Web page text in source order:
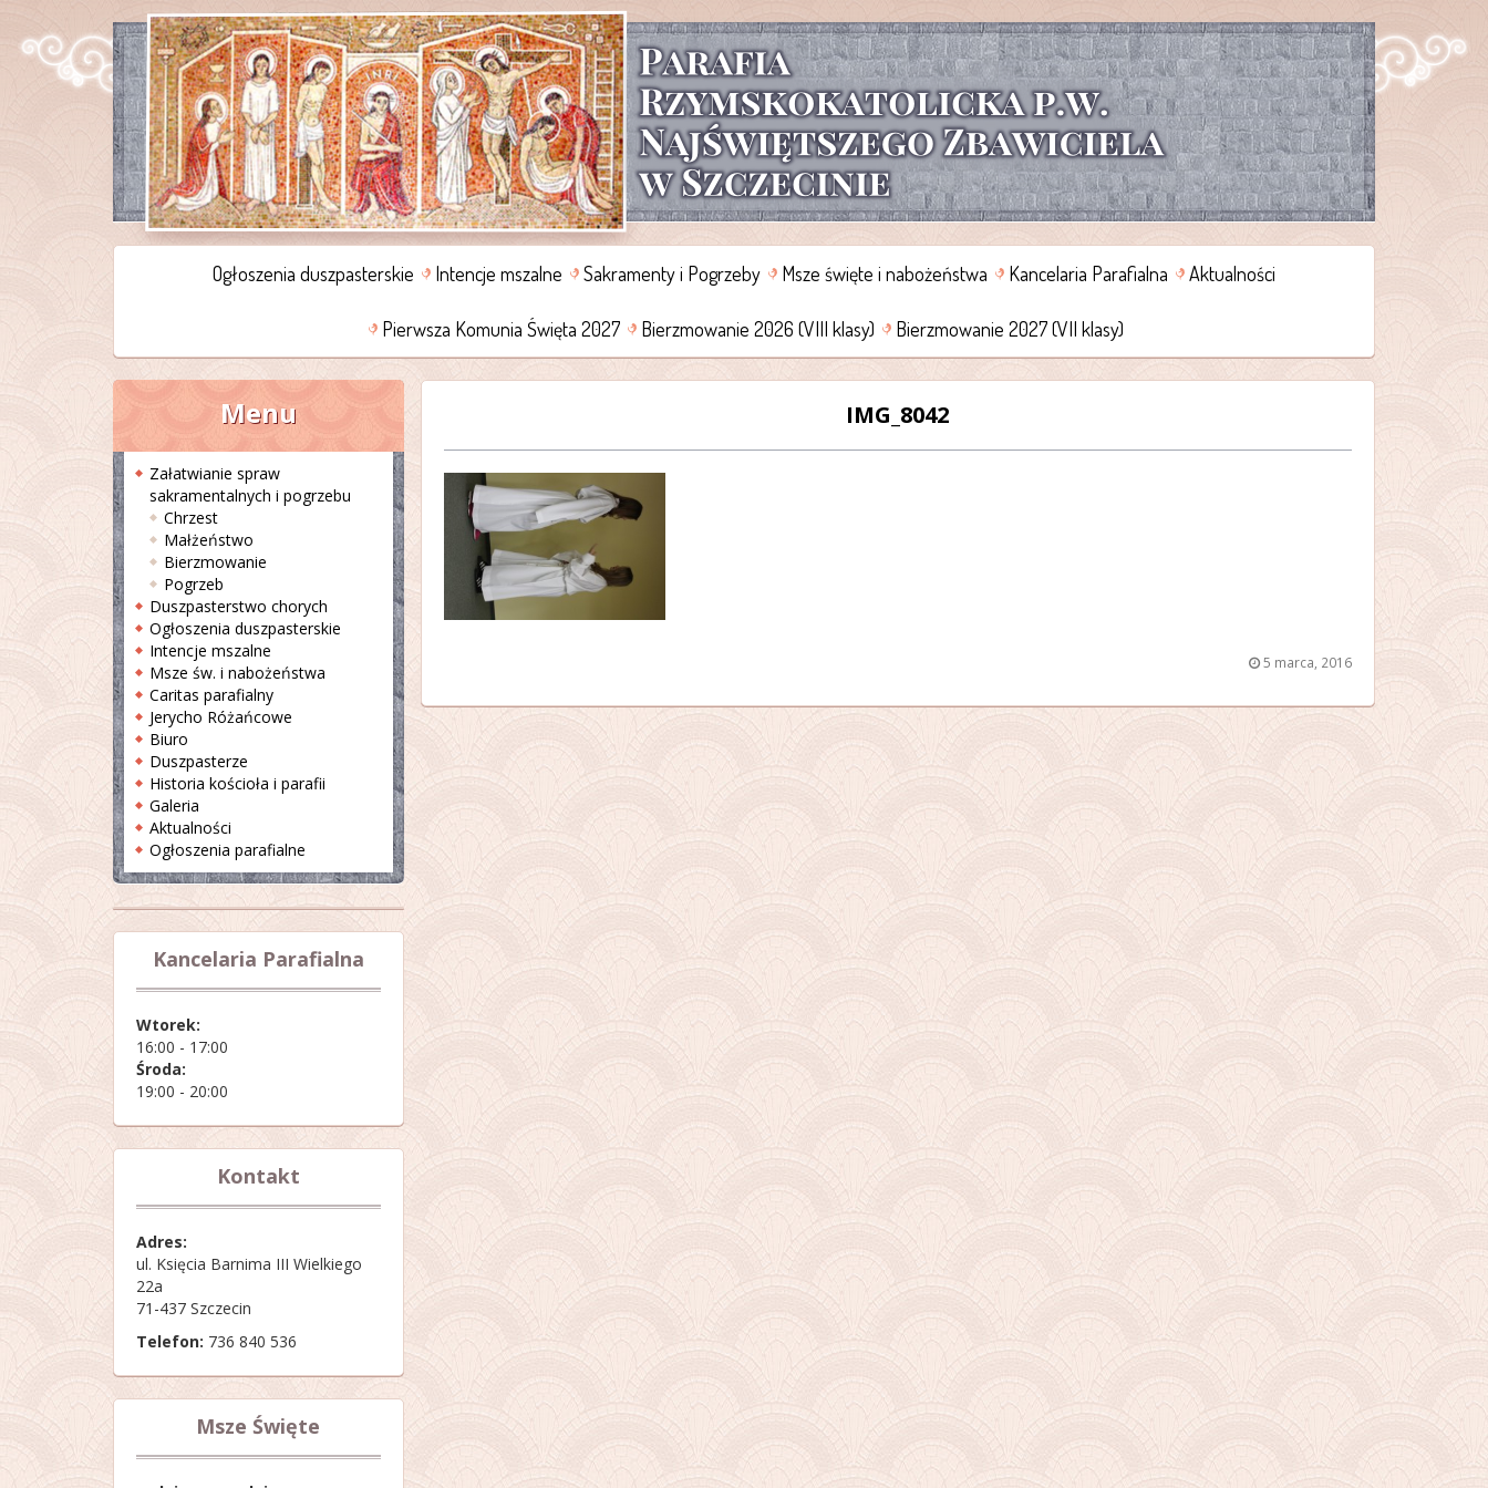
Ogłoszenia duszpasterskie Intencje mszalne Sakramenty i Pogrzeby Msze święte i nabożeństwa Kancelaria Parafialna Aktualności
Pierwsza Komunia Święta 2027 Bierzmowanie 2026 (VIII klasy) Bierzmowanie 2027 (VII klasy)
IMG_8042
5 marca, 2016
Menu
Załatwianie spraw
sakramentalnych i pogrzebu
Chrzest
Małżeństwo
Bierzmowanie
Pogrzeb
Duszpasterstwo chorych
Ogłoszenia duszpasterskie
Intencje mszalne
Msze św. i nabożeństwa
Caritas parafialny
Jerycho Różańcowe
Biuro
Duszpasterze
Historia kościoła i parafii
Galeria
Aktualności
Ogłoszenia parafialne
Kancelaria Parafialna
Wtorek:
16:00 - 17:00
Środa:
19:00 - 20:00
Kontakt
Adres:
ul. Księcia Barnima III Wielkiego
22a
71-437 Szczecin
Telefon: 736 840 536
Msze Święte